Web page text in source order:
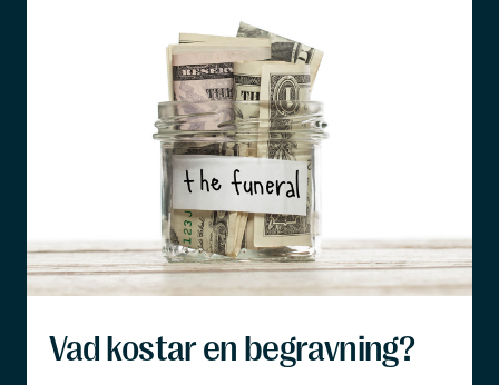
Checklista vid dödsfall
Det är ett hårt slag att förlora en närstående
familjemedlem, oavsett vad orsaken är. Hur
förberedda vi än tror att vi är, till exempel efter
en lång tids sjukdom hos den anhörige, så är det
överrumplande och chockartat.
Och mitt i sorgen är det ingen enkel sak att börja
tänka praktiskt.
Läs mer
Vad kostar en begravning?